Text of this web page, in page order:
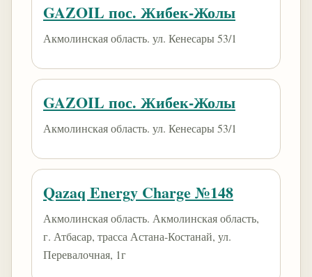
GAZOIL пос. Жибек-Жолы
Акмолинская область. ул. Кенесары 53/1
GAZOIL пос. Жибек-Жолы
Акмолинская область. ул. Кенесары 53/1
Qazaq Energy Charge №148
Акмолинская область. Акмолинская область,
г. Атбасар, трасса Астана-Костанай, ул.
Перевалочная, 1г